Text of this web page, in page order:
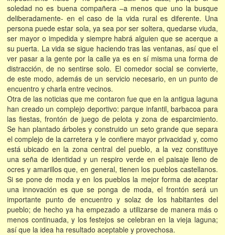
soledad no es buena compañera –a menos que uno la busque
deliberadamente- en el caso de la vida rural es diferente. Una
persona puede estar sola, ya sea por ser soltera, quedarse viuda,
ser mayor o impedida y siempre habrá alguien que se acerque a
su puerta. La vida se sigue haciendo tras las ventanas, así que el
ver pasar a la gente por la calle ya es en sí misma una forma de
distracción, de no sentirse solo. El comedor social se convierte,
de este modo, además de un servicio necesario, en un punto de
encuentro y charla entre vecinos.
Otra de las noticias que me contaron fue que en la antigua laguna
han creado un complejo deportivo: parque infantil, barbacoa para
las fiestas, frontón de juego de pelota y zona de esparcimiento.
Se han plantado árboles y construido un seto grande que separa
el complejo de la carretera y le confiere mayor privacidad y, como
está ubicado en la zona central del pueblo, a la vez constituye
una seña de identidad y un respiro verde en el paisaje lleno de
ocres y amarillos que, en general, tienen los pueblos castellanos.
Si se pone de moda y en los pueblos la mejor forma de aceptar
una innovación es que se ponga de moda, el frontón será un
importante punto de encuentro y solaz de los habitantes del
pueblo; de hecho ya ha empezado a utilizarse de manera más o
menos continuada, y los festejos se celebran en la vieja laguna;
así que la idea ha resultado aceptable y provechosa.